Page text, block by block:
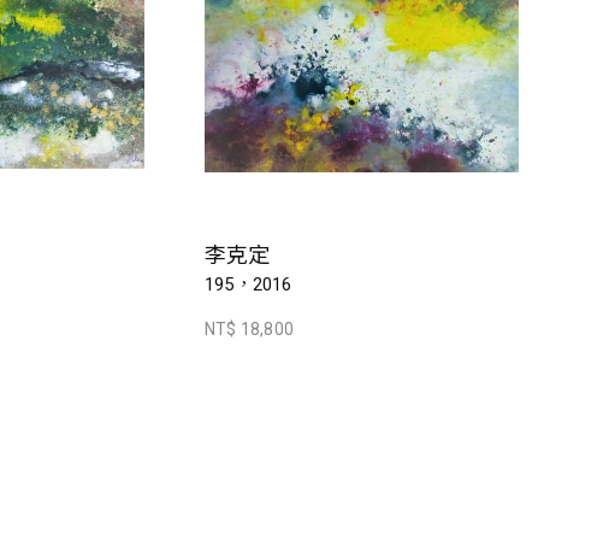
李克定
195，2016
NT$ 18,800